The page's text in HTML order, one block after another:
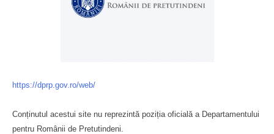
https://dprp.gov.ro/web/
Conținutul acestui site nu reprezintă poziția oficială a Departamentului
pentru Românii de Pretutindeni.